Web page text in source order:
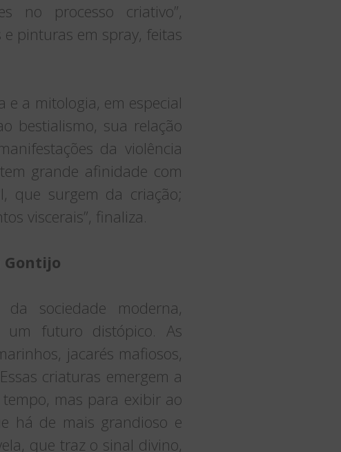
no processo criativo”,
pinturas em spray, feitas
e a mitologia, em especial
bestialismo, sua relação
da violência
grande afinidade com
que surgem da criação;
viscerais”, finaliza.
Gontijo
sociedade moderna,
um futuro distópico. As
jacarés mafiosos,
criaturas emergem a
mas para exibir ao
há de mais grandioso e
que traz o sinal divino,